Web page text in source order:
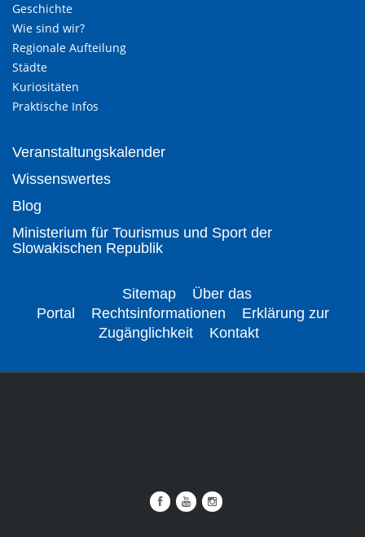
Geschichte
Wie sind wir?
Regionale Aufteilung
Städte
Kuriositäten
Praktische Infos
Veranstaltungskalender
Wissenswertes
Blog
Ministerium für Tourismus und Sport der
Slowakischen Republik
Sitemap
Über das
Portal
Rechtsinformationen
Erklärung zur
Zugänglichkeit
Kontakt